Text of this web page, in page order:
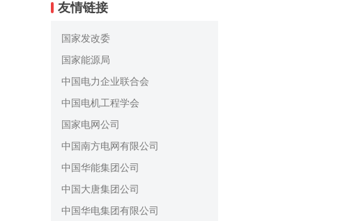
友情链接
国家发改委
国家能源局
中国电力企业联合会
中国电机工程学会
国家电网公司
中国南方电网有限公司
中国华能集团公司
中国大唐集团公司
中国华电集团有限公司